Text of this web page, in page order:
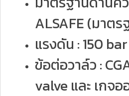
ALSAFE (มาตร
แรงดัน : 150 bar
ข้อต่อวาล์ว :
valve และ เกจ